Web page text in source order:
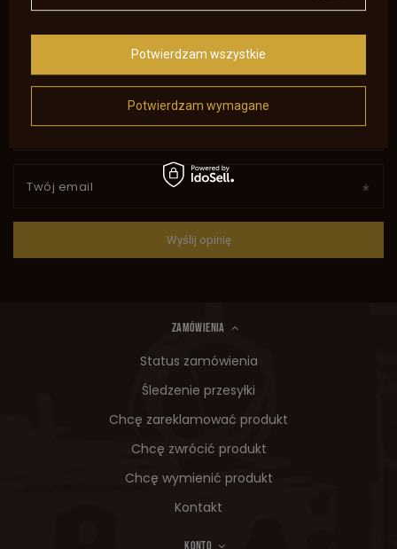
Twoje imię
Twój email
Wyślij opinię
ZAMÓWIENIA
Status zamówienia
Śledzenie przesyłki
Chcę zareklamować produkt
Chcę zwrócić produkt
Chcę wymienić produkt
Kontakt
KONTO
Potwierdzam wymagane
Potwierdzam wszystkie